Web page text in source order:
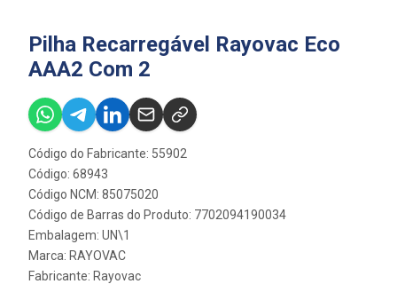
Pilha Recarregável Rayovac Eco
AAA2 Com 2
Código do Fabricante: 55902
Código: 68943
Código NCM: 85075020
Código de Barras do Produto: 7702094190034
Embalagem: UN\1
Marca: RAYOVAC
Fabricante: Rayovac